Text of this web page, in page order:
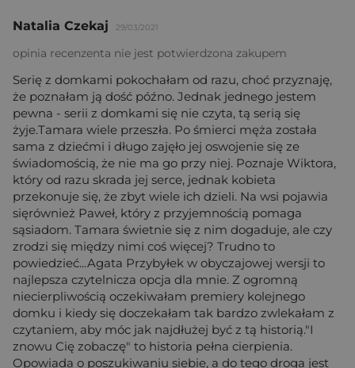
Natalia Czekaj 29/03/2021
opinia recenzenta nie jest potwierdzona zakupem
Serię z domkami pokochałam od razu, choć przyznaję,
że poznałam ją dość późno. Jednak jednego jestem
pewna - serii z domkami się nie czyta, tą serią się
żyje.Tamara wiele przeszła. Po śmierci męża została
sama z dziećmi i długo zajęło jej oswojenie się ze
świadomością, że nie ma go przy niej. Poznaje Wiktora,
który od razu skrada jej serce, jednak kobieta
przekonuje się, że zbyt wiele ich dzieli. Na wsi pojawia
sięrównież Paweł, który z przyjemnością pomaga
sąsiadom. Tamara świetnie się z nim dogaduje, ale czy
zrodzi się między nimi coś więcej? Trudno to
powiedzieć...Agata Przybyłek w obyczajowej wersji to
najlepsza czytelnicza opcja dla mnie. Z ogromną
niecierpliwością oczekiwałam premiery kolejnego
domku i kiedy się doczekałam tak bardzo zwlekałam z
czytaniem, aby móc jak najdłużej być z tą historią."I
znowu Cię zobaczę" to historia pełna cierpienia.
Opowiada o poszukiwaniu siebie, a do tego droga jest